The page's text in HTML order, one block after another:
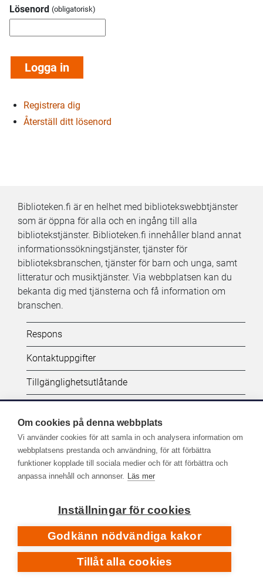
Lösenord
Registrera dig
Återställ ditt lösenord
Biblioteken.fi är en helhet med bibliotekswebbtjänster
som är öppna för alla och en ingång till alla
bibliotekstjänster. Biblioteken.fi innehåller bland annat
informationssökningstjänster, tjänster för
biblioteksbranschen, tjänster för barn och unga, samt
litteratur och musiktjänster. Via webbplatsen kan du
bekanta dig med tjänsterna och få information om
branschen.
Kifi:
Biblioteken.fi-
alatunniste
(SV)
Respons
Kontaktuppgifter
Tillgänglighetsutlåtande
Följ oss:
Fler kanaler på sociala medier
Om cookies på denna webbplats
Vi använder cookies för att samla in och analysera information om
webbplatsens prestanda och användning, för att förbättra
funktioner kopplade till sociala medier och för att förbättra och
anpassa innehåll och annonser. Läs mer
Inställningar för cookies
Godkänn nödvändiga kakor
Tillåt alla cookies